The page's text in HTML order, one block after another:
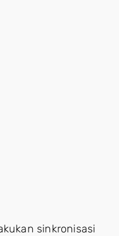
sinkronisasi